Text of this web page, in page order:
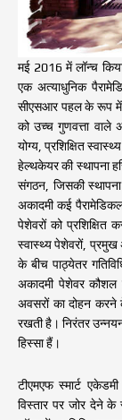
मई 2016 में लॉन्च
एक अत्याधुनिक
सीएसआर पहल के रूप में
को उच्च गुणवत्ता वाले
योग्य, प्रशिक्षित
हेल्थकेयर की स्थापना
संगठन, जिसकी
अकादमी कई
पेशेवरों को
स्वास्थ्य पेशेवरों, प्रमुख
के बीच पाठ्येतर
अकादमी पेशेवर
अवसरों का दोहन
रखती है। निरंतर
हिस्सा हैं।
टीएमएफ स्मार्ट
विस्तार पर जोर देने के